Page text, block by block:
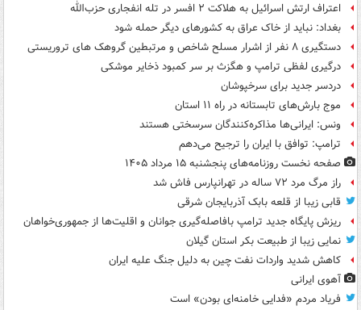
اعتراف ارتش اسرائیل به هلاکت ۲ افسر در تله انفجاری حزب‌الله
بغداد: نباید از خاک عراق به کشورهای دیگر حمله شود
دستگیری ۸ نفر از اشرار مسلح شاخص و مرتبطین گروهک های تروریستی
درگیری لفظی ترامپ و هگزث بر سر کمبود ذخایر موشکی
دردسر جدید برای سرخپوشان
موج بارش‌های تابستانه در راه ۱۱ استان
ونس: ایرانی‌ها مذاکره‌کنندگان سرسختی هستند
ترامپ: توافق با ایران را ترجیح می‌دهم
صفحه نخست روزنامه‌های پنجشنبه ۱۵ مرداد ۱۴۰۵
راز مرگ مرد ۷۲ ساله در تهرانپارس فاش شد
قابی زیبا از قلعه بابک آذربایجان شرقی
ریزش پایگاه جدید ترامپ بافاصله‌گیری جوانان و اقلیت‌ها از جمهوری‌خواهان
نمایی زیبا از طبیعت بکر استان گیلان
کاهش شدید واردات نفت چین به دلیل جنگ علیه ایران
آهوی ایرانی
فریاد مردم «فدایی خامنه‌ای بودن» است